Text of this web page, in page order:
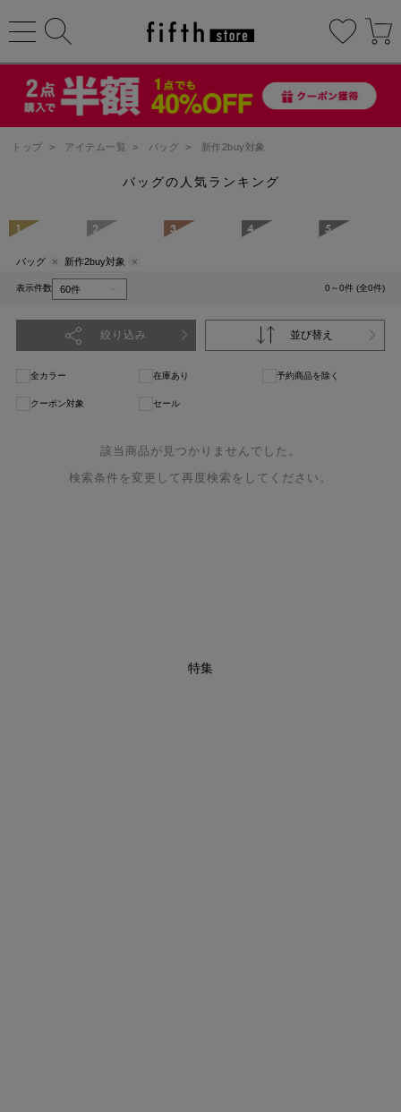
トップ > アイテム一覧 > バッグ > 新作2buy対象
バッグの人気ランキング
1 2 3 4 5
バッグ 新作2buy対象
表示件数 0～0件 (全0件)
絞り込み 並び替え
全カラー 在庫あり 予約商品を除く
クーポン対象 セール
該当商品が見つかりませんでした。
検索条件を変更して再度検索をしてください。
特集